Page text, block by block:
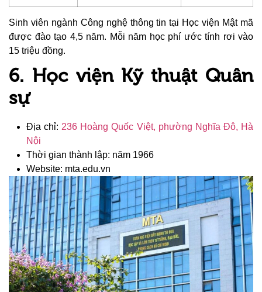
Sinh viên ngành Công nghệ thông tin tại Học viện Mật mã
được đào tạo 4,5 năm. Mỗi năm học phí ước tính rơi vào
15 triệu đồng.
6. Học viện Kỹ thuật Quân
sự
Địa chỉ: 236 Hoàng Quốc Việt, phường Nghĩa Đô, Hà
Nội
Thời gian thành lập: năm 1966
Website: mta.edu.vn